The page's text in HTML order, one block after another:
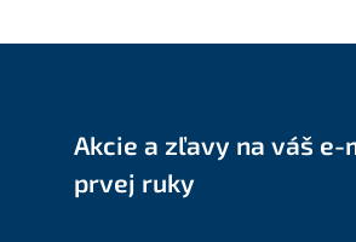
Akcie a zľavy na váš e-
prvej ruky